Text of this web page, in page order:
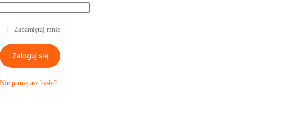
Zapamiętaj mnie
Zaloguj się
Nie pamiętasz hasła?